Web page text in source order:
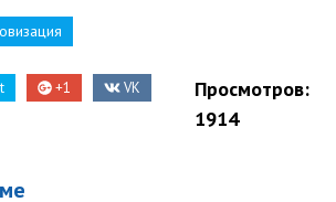
+1 VK
Просмотров:
1914